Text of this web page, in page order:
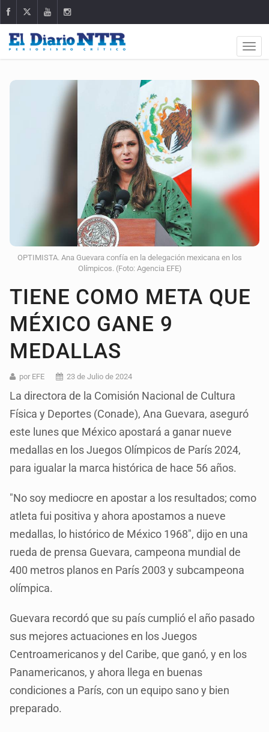
OPTIMISTA. Ana Guevara confía en la delegación mexicana en los
Olímpicos. (Foto: Agencia EFE)
TIENE COMO META QUE
MÉXICO GANE 9
MEDALLAS
por EFE 23 de Julio de 2024
La directora de la Comisión Nacional de Cultura
Física y Deportes (Conade), Ana Guevara, aseguró
este lunes que México apostará a ganar nueve
medallas en los Juegos Olímpicos de París 2024,
para igualar la marca histórica de hace 56 años.
"No soy mediocre en apostar a los resultados; como
atleta fui positiva y ahora apostamos a nueve
medallas, lo histórico de México 1968", dijo en una
rueda de prensa Guevara, campeona mundial de
400 metros planos en París 2003 y subcampeona
olímpica.
Guevara recordó que su país cumplió el año pasado
sus mejores actuaciones en los Juegos
Centroamericanos y del Caribe, que ganó, y en los
Panamericanos, y ahora llega en buenas
condiciones a París, con un equipo sano y bien
preparado.